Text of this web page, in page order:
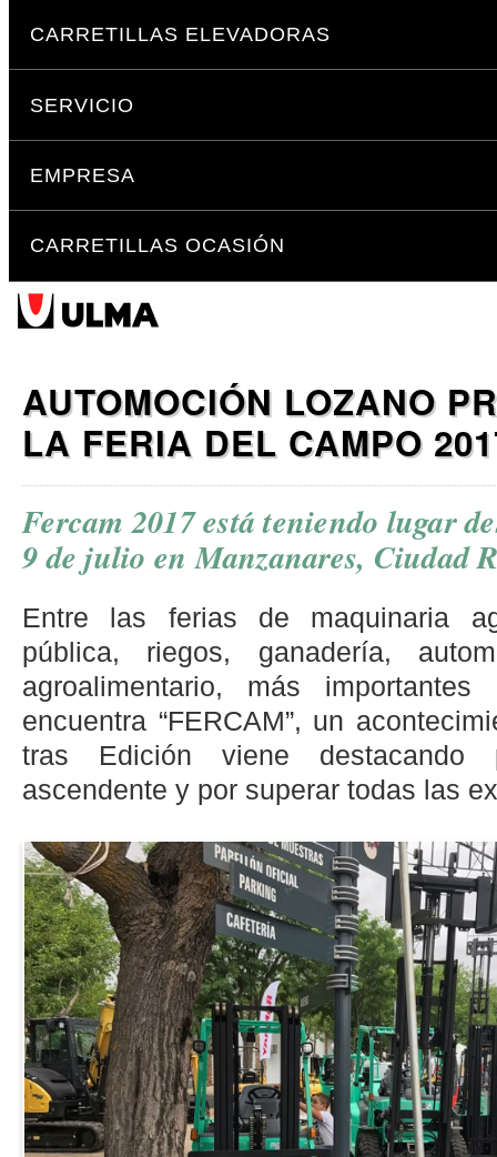
Saltar
a
navegación
CARRETILLAS ELEVADORAS
SERVICIO
EMPRESA
CARRETILLAS OCASIÓN
AUTOMOCIÓN LOZANO
LA FERIA DEL CAMPO
Fercam 2017 está teniendo lugar
9 de julio en Manzanares, Ciudad
Entre las ferias de maquinaria
pública, riegos, ganadería,
agroalimentario, más
encuentra “FERCAM”, un
tras Edición viene
ascendente y por superar todas las